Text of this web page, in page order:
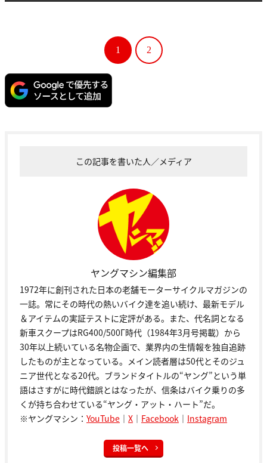
1 2
この記事を書いた人／メディア
ヤングマシン編集部
1972年に創刊された日本の老舗モーターサイクルマガジンの
一誌。常にその時代の熱いバイク達を追い続け、最新モデル
＆アイテムの実証テストに定評がある。また、代名詞となる
新車スクープはRG400/500Γ時代（1984年3月号掲載）から
30年以上続いている名物企画で、業界内の生情報を独自追跡
したものが主となっている。メイン読者層は50代とそのジュ
ニア世代となる20代。ブランドタイトルの“ヤング”という単
語はさすがに時代錯誤とはなったが、信条はバイク乗りの多
くが持ち合わせている“ヤング・アット・ハート”だ。
※ヤングマシン： YouTube ｜ X ｜ Facebook ｜ Instagram
投稿一覧へ